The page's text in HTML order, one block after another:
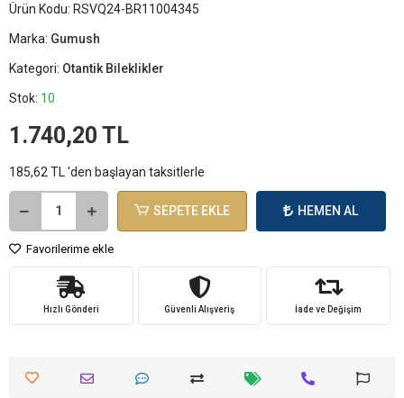
Ürün Kodu: RSVQ24-BR11004345
Marka: Gumush
Kategori: Otantik Bileklikler
Stok: 10
1.740,20 TL
185,62 TL 'den başlayan taksitlerle
SEPETE EKLE HEMEN AL
Favorilerime ekle
Hızlı Gönderi Güvenli Alışveriş İade ve Değişim